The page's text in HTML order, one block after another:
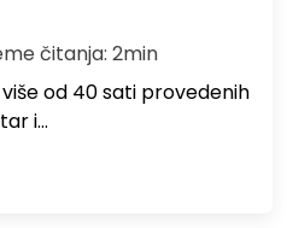
čitanja: 2min
od 40 sati provedenih
i…